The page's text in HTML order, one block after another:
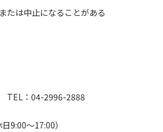
たは中止になることがある
TEL：04-2996-2888
9:00～17:00）